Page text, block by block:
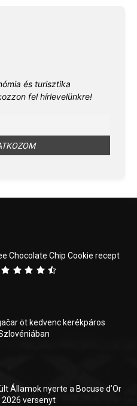
és turisztika
fel hírlevelünkre!
Chocolate Chip Cookie recept
öt kedvenc kerékpáros
Államok nyerte a Bocuse d’Or
versenyt